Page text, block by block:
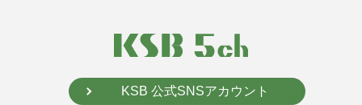
KSB 公式SNSアカウント